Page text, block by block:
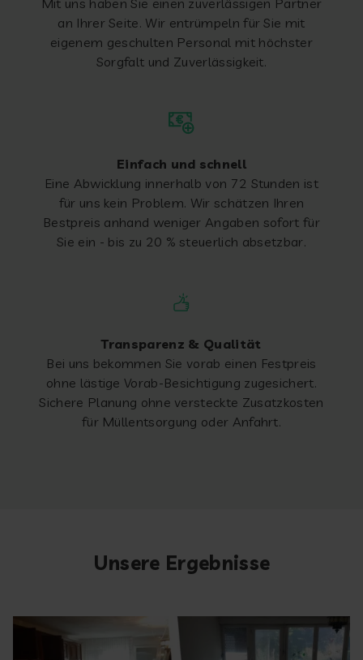
Mit uns haben Sie einen zuverlässigen Partner
an Ihrer Seite. Wir entrümpeln für Sie mit
eigenem geschulten Personal mit höchster
Sorgfalt und Zuverlässigkeit.
Einfach und schnell
Eine Abwicklung innerhalb von 72 Stunden ist
für uns kein Problem. Wir schätzen Ihren
Bestpreis anhand weniger Angaben sofort für
Sie ein - bis zu 20 % steuerlich absetzbar.
Transparenz & Qualität
Bei uns bekommen Sie vorab einen Festpreis
ohne lästige Vorab-Besichtigung zugesichert.
Sichere Planung ohne versteckte Zusatzkosten
für Müllentsorgung oder Anfahrt.
Unsere Ergebnisse